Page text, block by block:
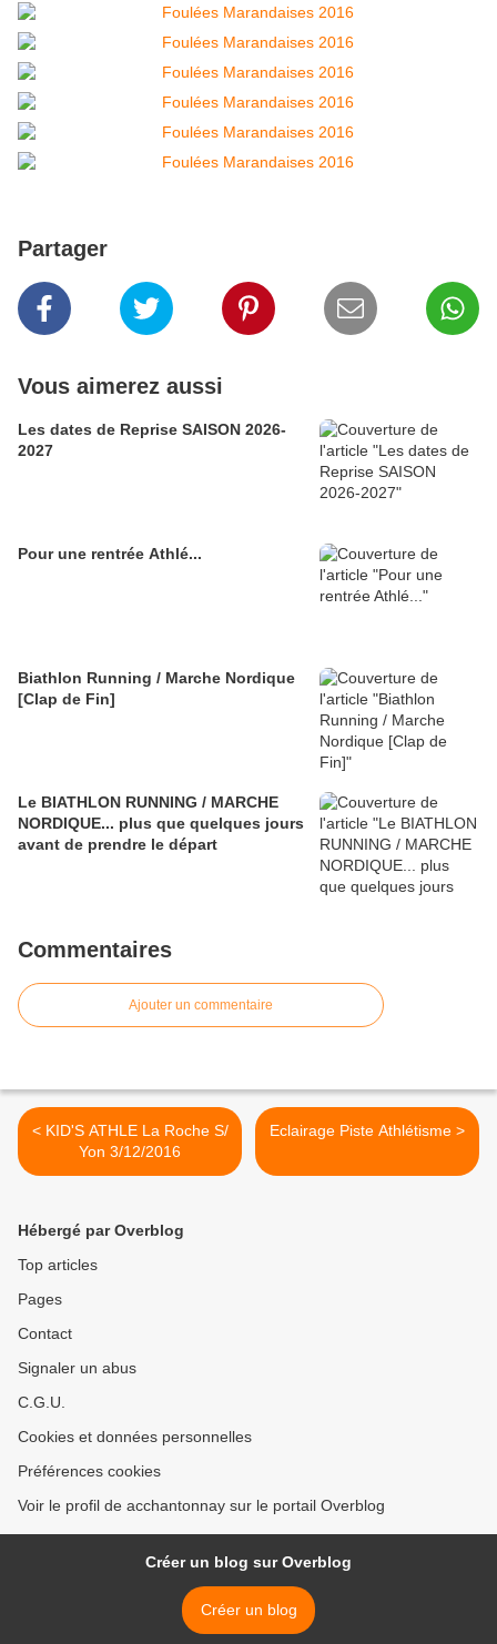
Partager
Vous aimerez aussi
Les dates de Reprise SAISON 2026-
2027
Pour une rentrée Athlé...
Biathlon Running / Marche Nordique
[Clap de Fin]
Le BIATHLON RUNNING / MARCHE
NORDIQUE... plus que quelques jours
avant de prendre le départ
Commentaires
Ajouter un commentaire
< KID'S ATHLE La Roche S/
Yon 3/12/2016
Eclairage Piste Athlétisme >
Hébergé par Overblog
Top articles
Pages
Contact
Signaler un abus
C.G.U.
Cookies et données personnelles
Préférences cookies
Voir le profil de acchantonnay sur le portail Overblog
Créer un blog sur Overblog
Créer un blog